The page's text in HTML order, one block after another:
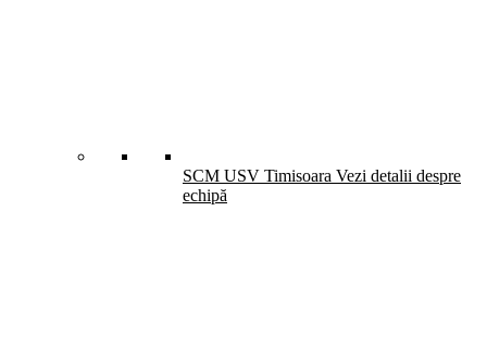
SCM USV Timisoara Vezi detalii despre
echipă